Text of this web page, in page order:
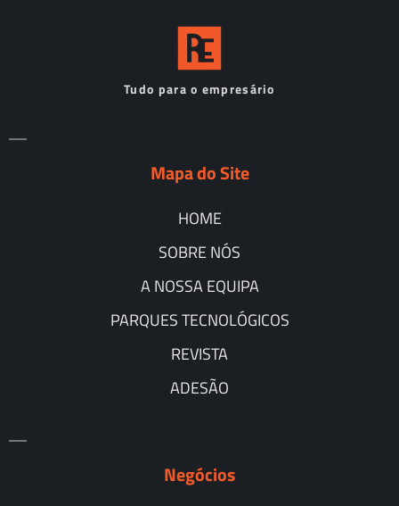
Tudo para o empresário
Mapa do Site
HOME
SOBRE NÓS
A NOSSA EQUIPA
PARQUES TECNOLÓGICOS
REVISTA
ADESÃO
Negócios